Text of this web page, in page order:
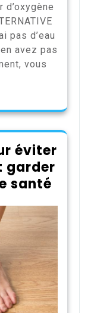
d’oxygène
pas d’eau
avez pas
vous
éviter
garder
santé